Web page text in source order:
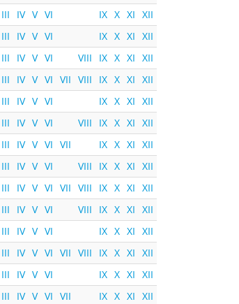
III IV V VI IX X XI XII
III IV V VI IX X XI XII
III IV V VI VIII IX X XI XII
III IV V VI VII VIII IX X XI XII
III IV V VI IX X XI XII
III IV V VI VIII IX X XI XII
III IV V VI VII IX X XI XII
III IV V VI VIII IX X XI XII
III IV V VI VII VIII IX X XI XII
III IV V VI VIII IX X XI XII
III IV V VI IX X XI XII
III IV V VI VII VIII IX X XI XII
III IV V VI IX X XI XII
III IV V VI VII IX X XI XII